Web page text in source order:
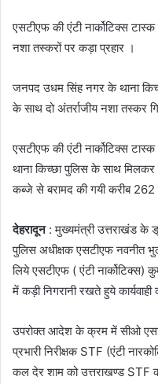
एसटीएफ की एंटी नार्कोटिक्स टास्क
नशा तस्करों पर कड़ा प्रहार ।
जनपद उधम सिंह नगर के थाना
के साथ दो अंतर्राजीय नशा तस्कर
एसटीएफ की एंटी नार्कोटिक्स टास्क
थाना किच्छा पुलिस के साथ मिलकर
कब्जे से बरामद की गयी करीब
देहरादून: मुख्यमंत्री उत्तराखंड के
पुलिस अधीक्षक एसटीएफ नवनीत
लिये एसटीएफ ( एंटी
में कड़ी निगरानी रखते हुये
उपरोक्त आदेश के क्रम में सीओ
प्रभारी निरीक्षक STF (एंटी
कल देर शाम को उत्तराखण्ड STF की